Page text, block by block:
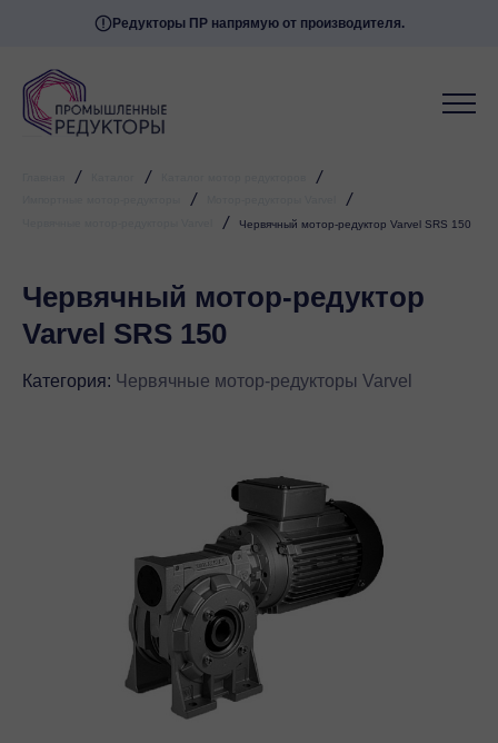
Редукторы ПР напрямую от производителя.
/ / /
/ /
/ Червячный мотор-редуктор Varvel SRS 150
Червячный мотор-редуктор
Varvel SRS 150
Категория: Червячные мотор-редукторы Varvel